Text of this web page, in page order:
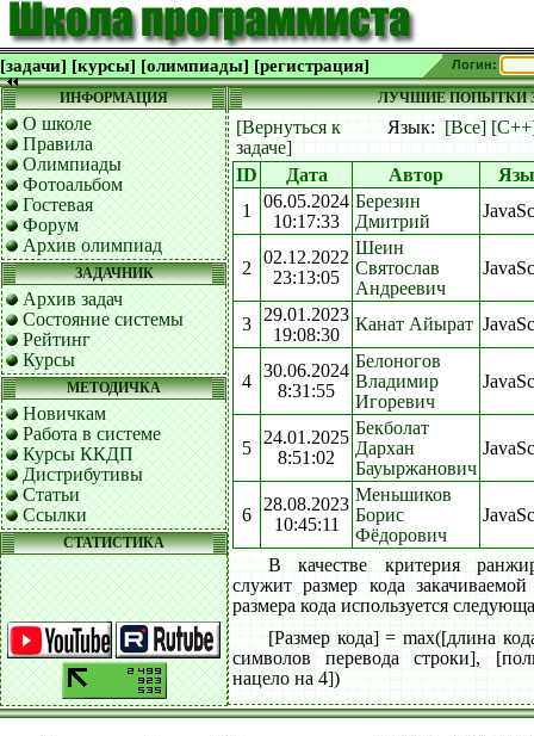
[задачи] [курсы] [олимпиады] [регистрация] Логин:
ИНФОРМАЦИЯ
О школе
Правила
Олимпиады
Фотоальбом
Гостевая
Форум
Архив олимпиад
ЗАДАЧНИК
Архив задач
Состояние системы
Рейтинг
Курсы
МЕТОДИЧКА
Новичкам
Работа в системе
Курсы ККДП
Дистрибутивы
Статьи
Ссылки
СТАТИСТИКА
ЛУЧШИЕ ПОПЫТКИ
[Вернуться к
задаче]
Язык:[Все]
ID Дата Автор
1
06.05.2024
10:17:33
Березин
Дмитрий
2
02.12.2022
23:13:05
Шеин
Святослав
Андреевич
3
29.01.2023
19:08:30
Канат Айырат
4
30.06.2024
8:31:55
Белоногов
Владимир
Игоревич
5
24.01.2025
8:51:02
Бекболат
Дархан
Бауыржанович
6
28.08.2023
10:45:11
Меньшиков
Борис
Фёдорович
В качестве критерия
служит размер кода
размера кода используется
[Размер кода] = max([длина
символов перевода строки],
нацело на 4])